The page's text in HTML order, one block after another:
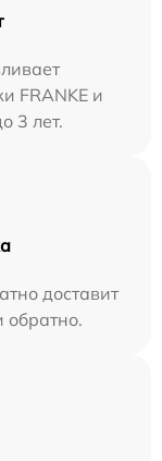
FRANKE и
3 лет.
доставит
обратно.